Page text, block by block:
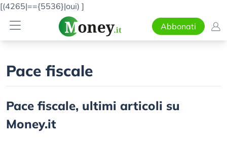
[(4265|=={5536}|oui) ]
Abbonati
Pace fiscale
Pace fiscale, ultimi articoli su
Money.it